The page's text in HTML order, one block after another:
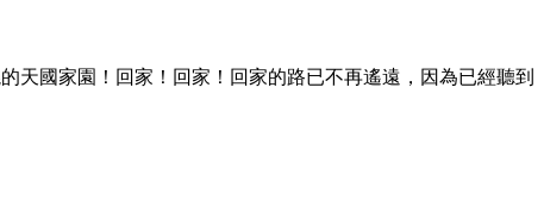
天國家園！回家！回家！回家的路已不再遙遠，因為已經聽到